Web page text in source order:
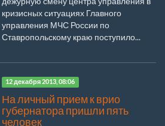
кризисных ситуациях Главного
управления МЧС России по
Ставропольскому краю поступило...
12 декабря 2013, 08:06
На личный прием к врио
губернатора пришли пять
человек